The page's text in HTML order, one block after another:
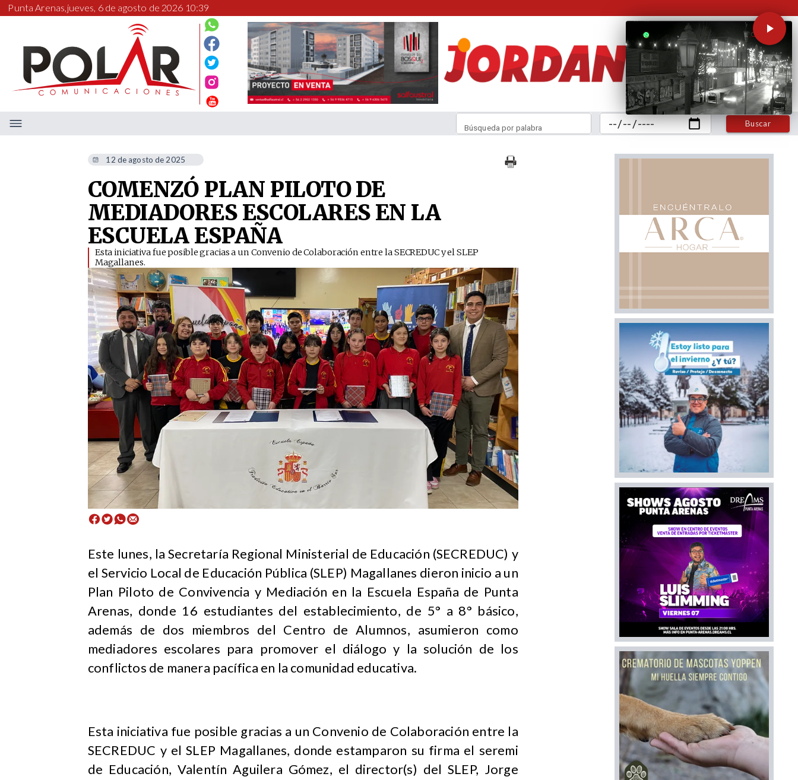
Punta Arenas,jueves, 6 de agosto de 2026 10:39
Buscar
Búsqueda por palabra
12 de agosto de 2025
COMENZÓ PLAN PILOTO DE
MEDIADORES ESCOLARES EN LA
ESCUELA ESPAÑA
​Esta iniciativa fue posible gracias a un Convenio de Colaboración entre la SECREDUC y el SLEP
Magallanes.
Este lunes, la Secretaría Regional Ministerial de Educación (SECREDUC) y
el Servicio Local de Educación Pública (SLEP) Magallanes dieron inicio a un
Plan Piloto de Convivencia y Mediación en la Escuela España de Punta
Arenas, donde 16 estudiantes del establecimiento, de 5° a 8° básico,
además de dos miembros del Centro de Alumnos, asumieron como
mediadores escolares para promover el diálogo y la solución de los
conflictos de manera pacífica en la comunidad educativa.
Esta iniciativa fue posible gracias a un Convenio de Colaboración entre la
SECREDUC y el SLEP Magallanes, donde estamparon su firma el seremi
de Educación, Valentín Aguilera Gómez, el director(s) del SLEP, Jorge